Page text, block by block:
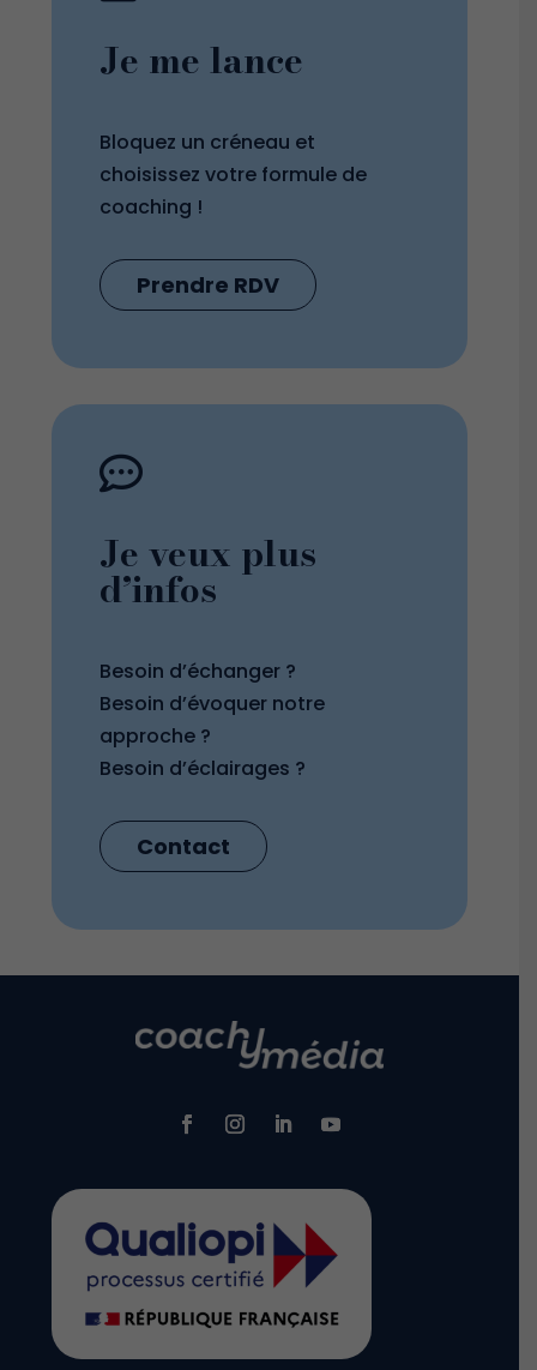
Je me lance
Bloquez un créneau et
choisissez votre formule de
coaching !
Prendre RDV

Je veux plus
d’infos
Besoin d’échanger ?
Besoin d’évoquer notre
approche ?
Besoin d’éclairages ?
Contact